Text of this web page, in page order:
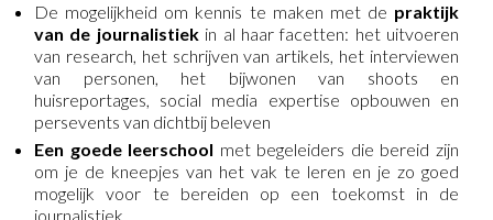
De mogelijkheid om kennis te maken met de praktijk
van de journalistiekin al haar facetten: het uitvoeren
van research, het schrijven van artikels, het interviewen
van personen, het bijwonen van shoots en
huisreportages, social media expertise opbouwen en
persevents van dichtbij beleven
Een goede leerschool met begeleiders die bereid zijn
om je de kneepjes van het vak te leren en je zo goed
mogelijk voor te bereiden op een toekomst in de
journalistiek